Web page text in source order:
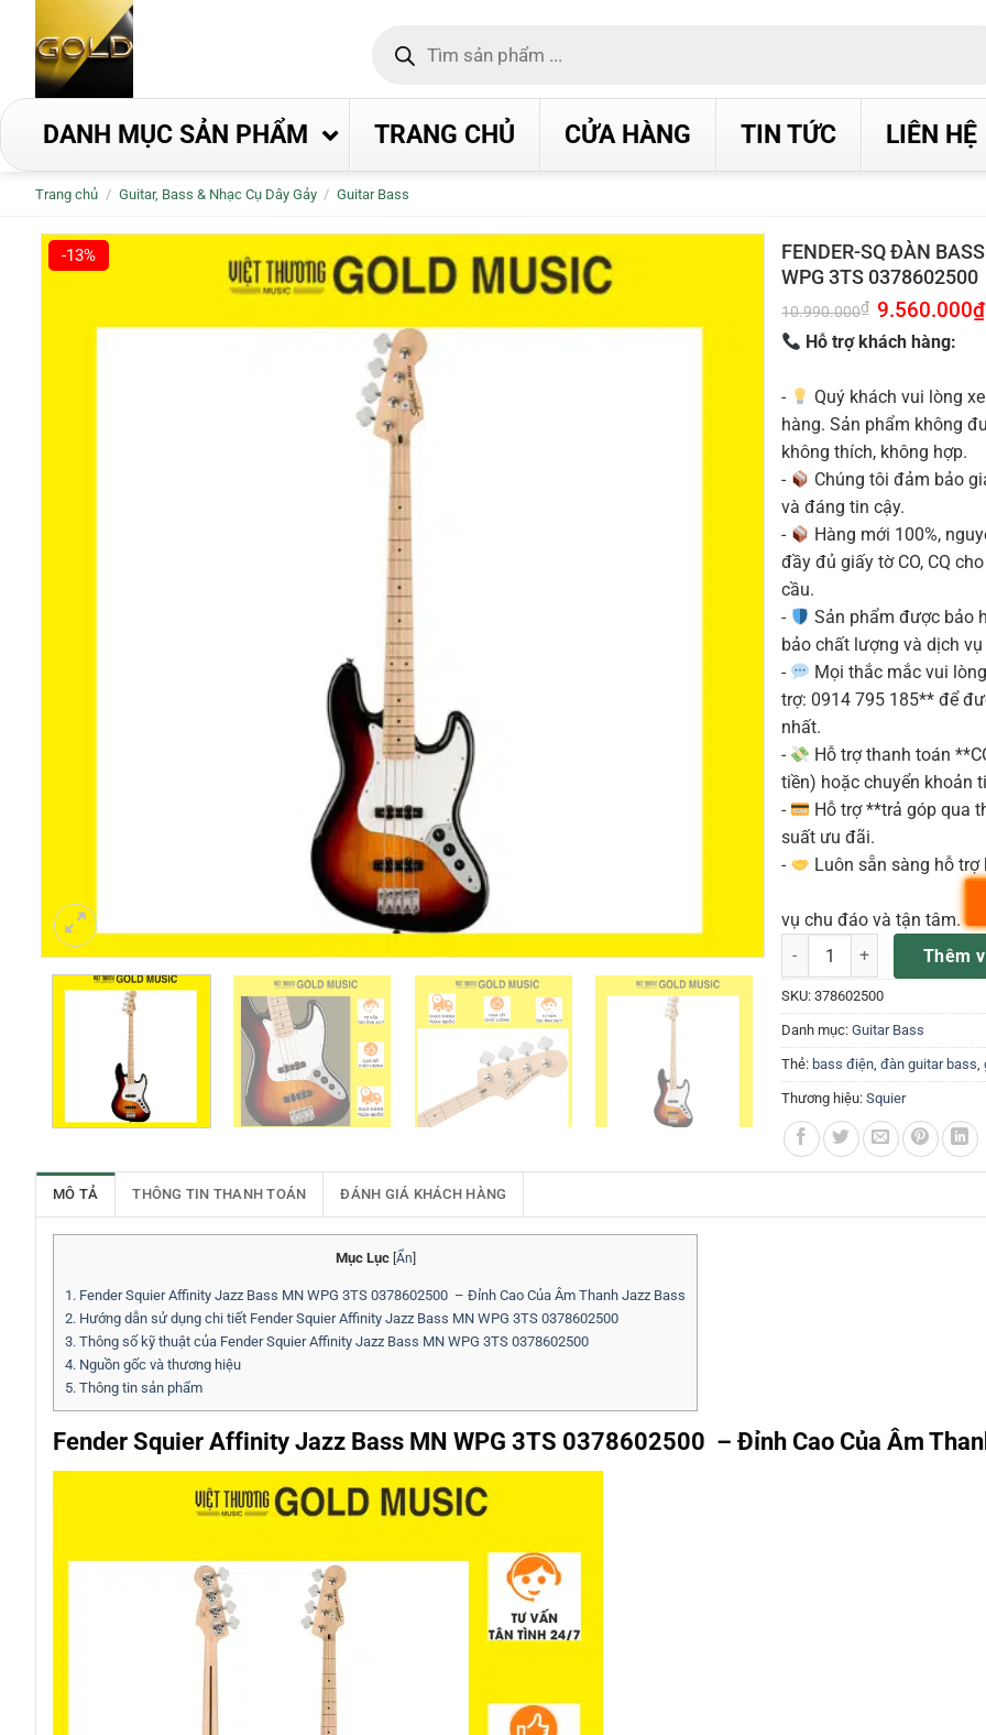
dung
kiếm
DANH MỤC SẢN PHẨM TRANG CHỦ CỬA HÀNG TIN TỨC LIÊN HỆ
Trang chủ / Guitar, Bass & Nhạc Cụ Dây Gảy / Guitar Bass
-13%
FENDER-SQ ĐÀN
WPG 3TS 0378602500
10.990.000₫ Giá
gốc
là:
10.990.000₫.
9.560.000₫
Hỗ trợ khách hàng:
-
Quý khách vui lòng
hàng. Sản phẩm không
không thích, không hợp.
-
Chúng tôi đảm bảo
và đáng tin cậy.
-
Hàng mới 100%,
đầy đủ giấy tờ CO, CQ
cầu.
-
Sản phẩm được bảo
bảo chất lượng và dịch
-
Mọi thắc mắc vui
trợ: 0914 795 185** để
nhất.
-
Hỗ trợ thanh toán
tiền) hoặc chuyển khoản
-
Hỗ trợ **trả góp qua
suất ưu đãi.
-
Luôn sẵn sàng hỗ
vụ chu đáo và tận tâm.
FENDER-SQ ĐÀN BASSThêm
SKU: 378602500
Danh mục: Guitar Bass
Thẻ: bass điện, đàn guitar bass,
Thương hiệu: Squier
MÔ TẢ THÔNG TIN THANH TOÁN ĐÁNH GIÁ KHÁCH HÀNG
Mục Lục Ẩn
1. Fender Squier Affinity Jazz Bass MN WPG 3TS 0378602500 – Đỉnh Cao Của Âm Thanh Jazz Bass
2. Hướng dẫn sử dụng chi tiết Fender Squier Affinity Jazz Bass MN WPG 3TS 0378602500
3. Thông số kỹ thuật của Fender Squier Affinity Jazz Bass MN WPG 3TS 0378602500
4. Nguồn gốc và thương hiệu
5. Thông tin sản phẩm
Fender Squier Affinity Jazz Bass MN WPG 3TS 0378602500 – Đỉnh Cao Của Âm